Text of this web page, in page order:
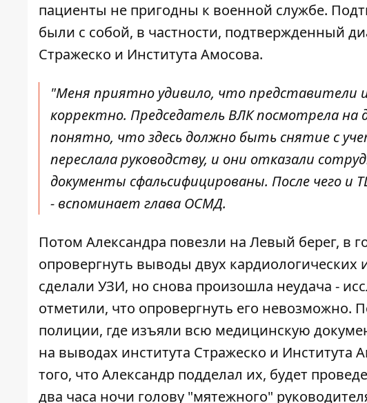
пациенты не пригодны к военной службе.
были с собой, в частности, подтвержденный
Стражеско и Института Амосова.
"Меня приятно удивило, что представители
корректно. Председатель ВЛК посмотрела на
понятно, что здесь должно быть снятие с
переслала руководству, и они отказали
документы сфальсифицированы. После чего и
- вспоминает глава ОСМД.
Потом Александра повезли на Левый берег, в
опровергнуть выводы двух кардиологических
сделали УЗИ, но снова произошла неудача -
отметили, что опровергнуть его невозможно.
полиции, где изъяли всю медицинскую
на выводах института Стражеско и Института
того, что Александр подделал их, будет
два часа ночи голову "мятежного"